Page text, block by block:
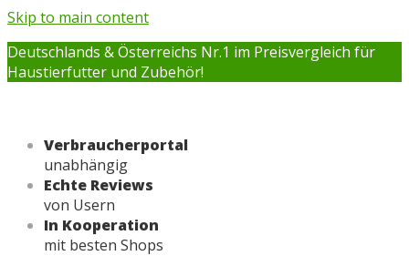
Skip to main content
Deutschlands & Österreichs Nr.1 im Preisvergleich für
Haustierfutter und Zubehör!
Verbraucherportal
unabhängig
Echte Reviews
von Usern
In Kooperation
mit besten Shops